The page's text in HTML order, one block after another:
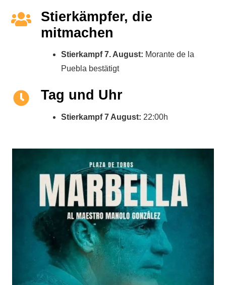
Stierkämpfer, die
mitmachen
Stierkampf 7. August: Morante de la
Puebla bestätigt
Tag und Uhr
Stierkampf 7 August: 22:00h